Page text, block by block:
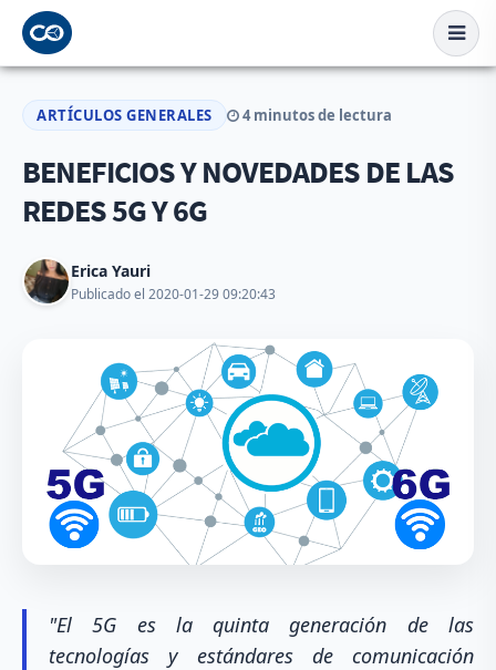
ARTÍCULOS GENERALES 4 minutos de lectura
BENEFICIOS Y NOVEDADES DE LAS
REDES 5G Y 6G
Erica Yauri
Publicado el 2020-01-29 09:20:43
"El 5G es la quinta generación de las
tecnologías y estándares de comunicación